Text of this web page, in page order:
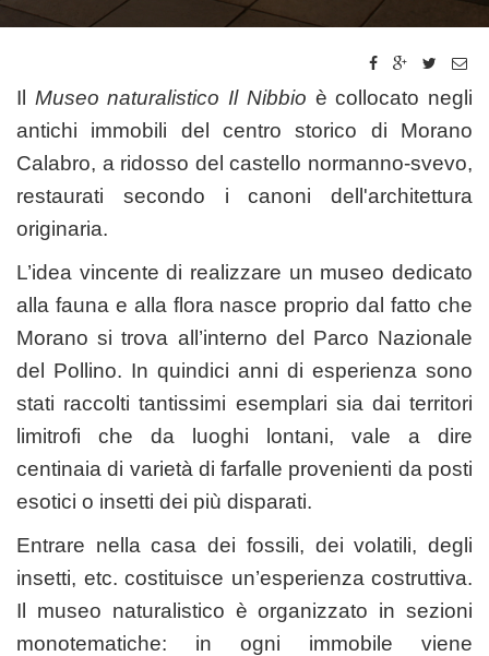
Il Museo naturalistico Il Nibbio è collocato negli
antichi immobili del centro storico di Morano
Calabro, a ridosso del castello normanno-svevo,
restaurati secondo i canoni dell'architettura
originaria.
L’idea vincente di realizzare un museo dedicato
alla fauna e alla flora nasce proprio dal fatto che
Morano si trova all’interno del Parco Nazionale
del Pollino. In quindici anni di esperienza sono
stati raccolti tantissimi esemplari sia dai territori
limitrofi che da luoghi lontani, vale a dire
centinaia di varietà di farfalle provenienti da posti
esotici o insetti dei più disparati.
Entrare nella casa dei fossili, dei volatili, degli
insetti, etc. costituisce un’esperienza costruttiva.
Il museo naturalistico è organizzato in sezioni
monotematiche: in ogni immobile viene